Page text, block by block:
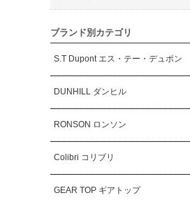
ブランド別カテゴリ
S.T Dupont エス・テー・デュポン
DUNHILL ダンヒル
RONSON ロンソン
Colibri コリブリ
GEAR TOP ギアトップ